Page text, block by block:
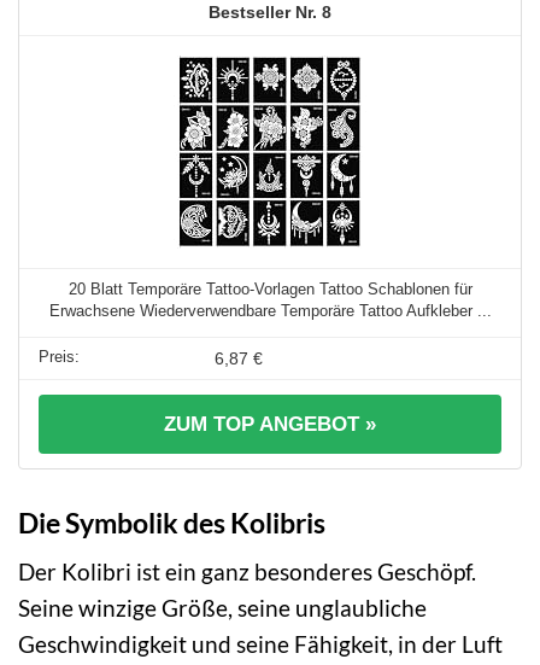
8
20 Blatt Temporäre Tattoo-Vorlagen Tattoo Schablonen für
Erwachsene Wiederverwendbare Temporäre Tattoo Aufkleber ...
6,87 €
ZUM TOP ANGEBOT »
Die Symbolik des Kolibris
Der Kolibri ist ein ganz besonderes Geschöpf.
Seine winzige Größe, seine unglaubliche
Geschwindigkeit und seine Fähigkeit, in der Luft